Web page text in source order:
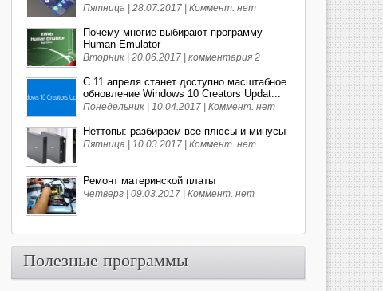
Пятница | 28.07.2017 | Коммент. нет
Почему многие выбирают программу
Human Emulator
Вторник | 20.06.2017 | комментария 2
С 11 апреля станет доступно масштабное
обновление Windows 10 Creators Updat...
Понедельник | 10.04.2017 | Коммент. нет
Неттопы: разбираем все плюсы и минусы
Пятница | 10.03.2017 | Коммент. нет
Ремонт материнской платы
Четверг | 09.03.2017 | Коммент. нет
Полезные программы